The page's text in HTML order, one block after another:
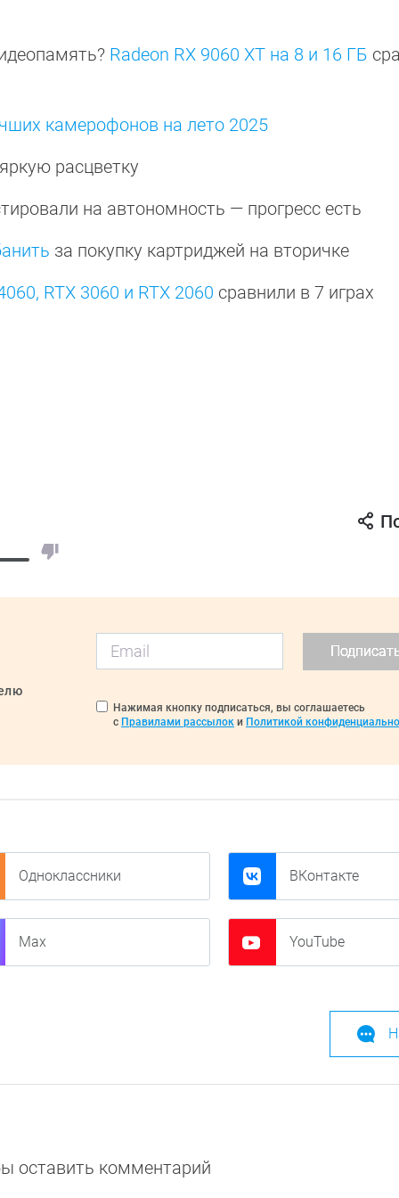
Radeon RX 9060 XT на 8 и 16 ГБ
камерофонов на лето 2025
расцветку
на автономность — прогресс есть
за покупку картриджей на вторичке
RTX 3060 и RTX 2060 сравнили в 7 играх
Нажимая кнопку подписаться, вы соглашаетесь
с Правилами рассылок и Политикой
Одноклассники ВКонтакте
Max YouTube
оставить комментарий